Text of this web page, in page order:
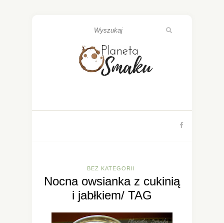
BEZ KATEGORII
Nocna owsianka z cukinią
i jabłkiem/ TAG